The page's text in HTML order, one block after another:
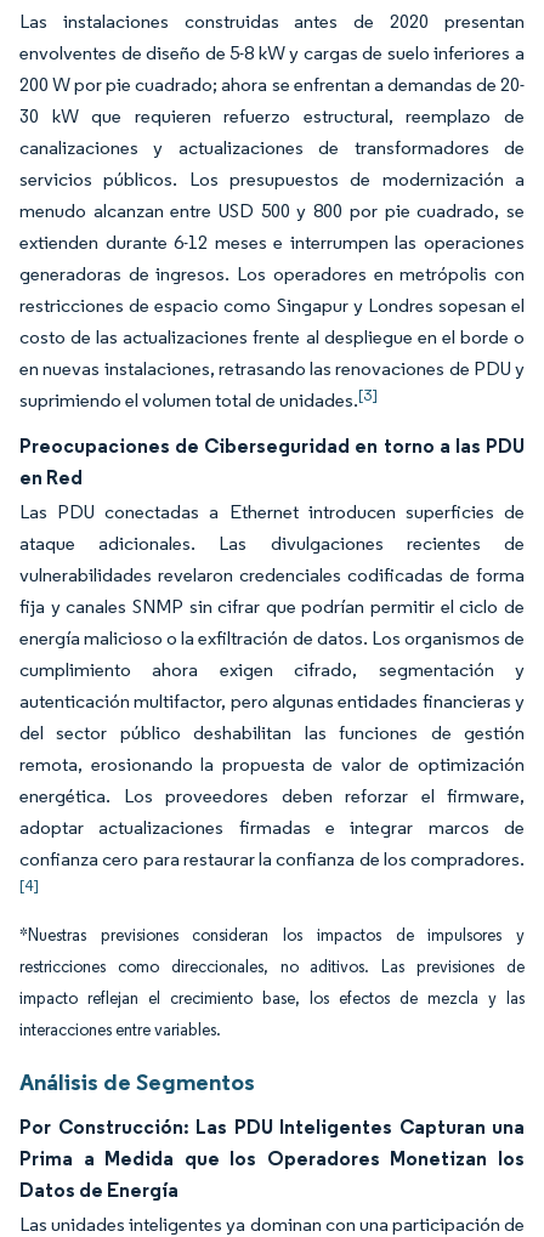
Las instalaciones construidas antes de 2020 presentan
envolventes de diseño de 5-8 kW y cargas de suelo inferiores a
200 W por pie cuadrado; ahora se enfrentan a demandas de 20-
30 kW que requieren refuerzo estructural, reemplazo de
canalizaciones y actualizaciones de transformadores de
servicios públicos. Los presupuestos de modernización a
menudo alcanzan entre USD 500 y 800 por pie cuadrado, se
extienden durante 6-12 meses e interrumpen las operaciones
generadoras de ingresos. Los operadores en metrópolis con
restricciones de espacio como Singapur y Londres sopesan el
costo de las actualizaciones frente al despliegue en el borde o
en nuevas instalaciones, retrasando las renovaciones de PDU y
suprimiendo el volumen total de unidades.[3]
Preocupaciones de Ciberseguridad en torno a las PDU
en Red
Las PDU conectadas a Ethernet introducen superficies de
ataque adicionales. Las divulgaciones recientes de
vulnerabilidades revelaron credenciales codificadas de forma
fija y canales SNMP sin cifrar que podrían permitir el ciclo de
energía malicioso o la exfiltración de datos. Los organismos de
cumplimiento ahora exigen cifrado, segmentación y
autenticación multifactor, pero algunas entidades financieras y
del sector público deshabilitan las funciones de gestión
remota, erosionando la propuesta de valor de optimización
energética. Los proveedores deben reforzar el firmware,
adoptar actualizaciones firmadas e integrar marcos de
confianza cero para restaurar la confianza de los compradores.
[4]
*Nuestras previsiones consideran los impactos de impulsores y
restricciones como direccionales, no aditivos. Las previsiones de
impacto reflejan el crecimiento base, los efectos de mezcla y las
interacciones entre variables.
Análisis de Segmentos
Por Construcción: Las PDU Inteligentes Capturan una
Prima a Medida que los Operadores Monetizan los
Datos de Energía
Las unidades inteligentes ya dominan con una participación de